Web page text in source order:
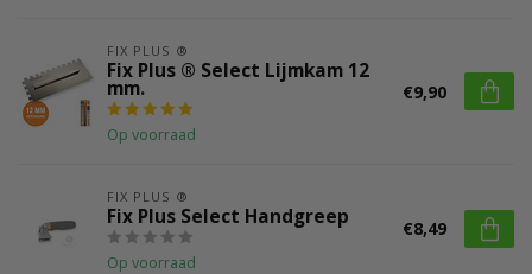
FIX PLUS ®
Fix Plus ® Select Lijmkam 12
mm.
Op voorraad
€9,90
FIX PLUS ®
Fix Plus Select Handgreep
Op voorraad
€8,49